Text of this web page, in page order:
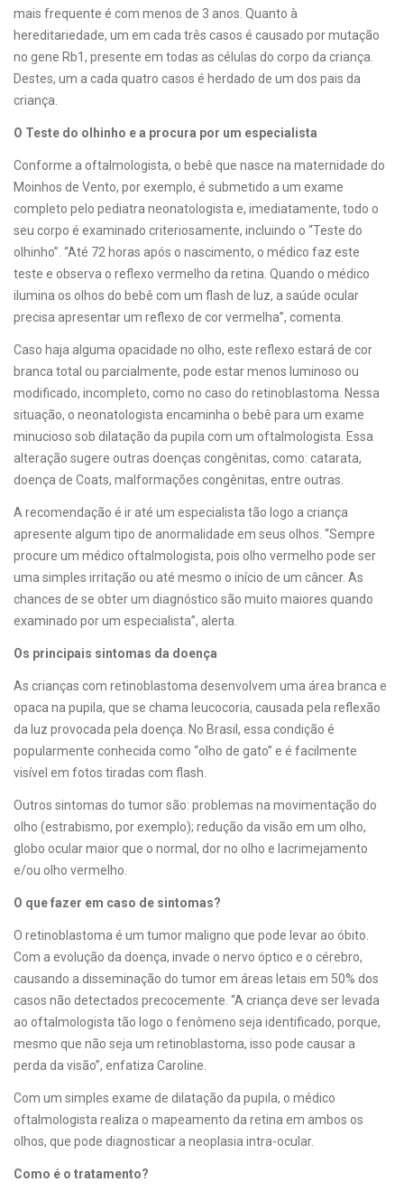
mais frequente é com menos de 3 anos. Quanto à
hereditariedade, um em cada três casos é causado por mutação
no gene Rb1, presente em todas as células do corpo da criança.
Destes, um a cada quatro casos é herdado de um dos pais da
criança.
O Teste do olhinho e a procura por um especialista
Conforme a oftalmologista, o bebê que nasce na maternidade do
Moinhos de Vento, por exemplo, é submetido a um exame
completo pelo pediatra neonatologista e, imediatamente, todo o
seu corpo é examinado criteriosamente, incluindo o “Teste do
olhinho”. “Até 72 horas após o nascimento, o médico faz este
teste e observa o reflexo vermelho da retina. Quando o médico
ilumina os olhos do bebê com um flash de luz, a saúde ocular
precisa apresentar um reflexo de cor vermelha”, comenta.
Caso haja alguma opacidade no olho, este reflexo estará de cor
branca total ou parcialmente, pode estar menos luminoso ou
modificado, incompleto, como no caso do retinoblastoma. Nessa
situação, o neonatologista encaminha o bebê para um exame
minucioso sob dilatação da pupila com um oftalmologista. Essa
alteração sugere outras doenças congênitas, como: catarata,
doença de Coats, malformações congênitas, entre outras.
A recomendação é ir até um especialista tão logo a criança
apresente algum tipo de anormalidade em seus olhos. “Sempre
procure um médico oftalmologista, pois olho vermelho pode ser
uma simples irritação ou até mesmo o início de um câncer. As
chances de se obter um diagnóstico são muito maiores quando
examinado por um especialista”, alerta.
Os principais sintomas da doença
As crianças com retinoblastoma desenvolvem uma área branca e
opaca na pupila, que se chama leucocoria, causada pela reflexão
da luz provocada pela doença. No Brasil, essa condição é
popularmente conhecida como “olho de gato” e é facilmente
visível em fotos tiradas com flash.
Outros sintomas do tumor são: problemas na movimentação do
olho (estrabismo, por exemplo); redução da visão em um olho,
globo ocular maior que o normal, dor no olho e lacrimejamento
e/ou olho vermelho.
O que fazer em caso de sintomas?
O retinoblastoma é um tumor maligno que pode levar ao óbito.
Com a evolução da doença, invade o nervo óptico e o cérebro,
causando a disseminação do tumor em áreas letais em 50% dos
casos não detectados precocemente. “A criança deve ser levada
ao oftalmologista tão logo o fenômeno seja identificado, porque,
mesmo que não seja um retinoblastoma, isso pode causar a
perda da visão”, enfatiza Caroline.
Com um simples exame de dilatação da pupila, o médico
oftalmologista realiza o mapeamento da retina em ambos os
olhos, que pode diagnosticar a neoplasia intra-ocular.
Como é o tratamento?